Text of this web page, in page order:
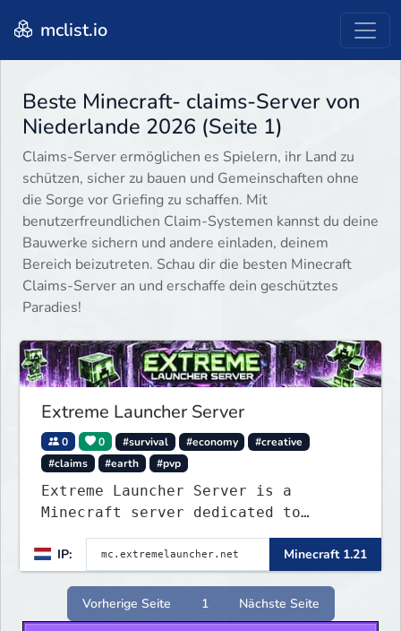
mclist.io
Beste Minecraft- claims-Server von
Niederlande 2026 (Seite 1)
Claims-Server ermöglichen es Spielern, ihr Land zu
schützen, sicher zu bauen und Gemeinschaften ohne
die Sorge vor Griefing zu schaffen. Mit
benutzerfreundlichen Claim-Systemen kannst du deine
Bauwerke sichern und andere einladen, deinem
Bereich beizutreten. Schau dir die besten Minecraft
Claims-Server an und erschaffe dein geschütztes
Paradies!
Extreme Launcher Server
0 0 #survival #economy
#creative
#claims
#earth #pvp
Extreme Launcher Server is a
Minecraft server dedicated to
testing Minecraft clients, catering
to casual players and enthusiasts
alike.
IP: Minecraft 1.21
Vorherige Seite 1 Nächste Seite